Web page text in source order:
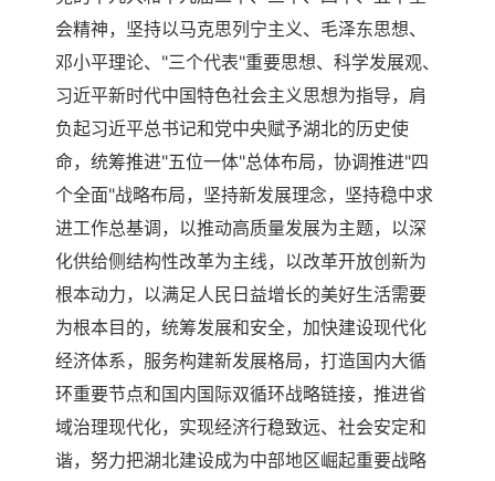
会精神，坚持以马克思列宁主义、毛泽东思想、
邓小平理论、"三个代表"重要思想、科学发展观、
习近平新时代中国特色社会主义思想为指导，肩
负起习近平总书记和党中央赋予湖北的历史使
命，统筹推进"五位一体"总体布局，协调推进"四
个全面"战略布局，坚持新发展理念，坚持稳中求
进工作总基调，以推动高质量发展为主题，以深
化供给侧结构性改革为主线，以改革开放创新为
根本动力，以满足人民日益增长的美好生活需要
为根本目的，统筹发展和安全，加快建设现代化
经济体系，服务构建新发展格局，打造国内大循
环重要节点和国内国际双循环战略链接，推进省
域治理现代化，实现经济行稳致远、社会安定和
谐，努力把湖北建设成为中部地区崛起重要战略